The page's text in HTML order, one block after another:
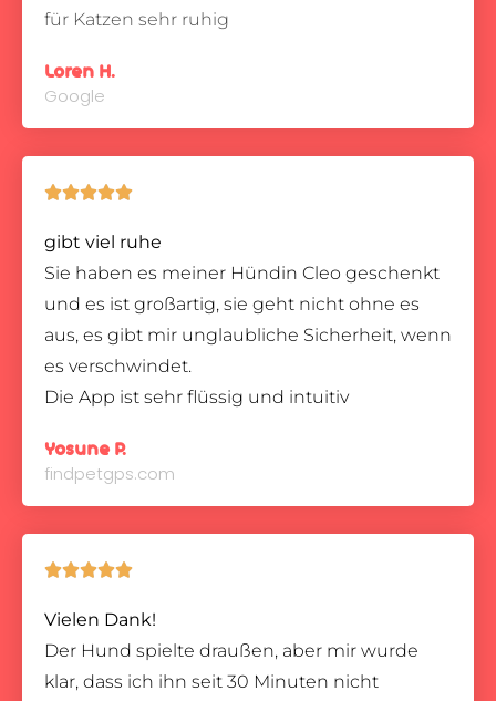
für Katzen sehr ruhig
Loren H.
Google

gibt viel ruhe
Sie haben es meiner Hündin Cleo geschenkt
und es ist großartig, sie geht nicht ohne es
aus, es gibt mir unglaubliche Sicherheit, wenn
es verschwindet.
Die App ist sehr flüssig und intuitiv
Yosune P.
findpetgps.com

Vielen Dank!
Der Hund spielte draußen, aber mir wurde
klar, dass ich ihn seit 30 Minuten nicht